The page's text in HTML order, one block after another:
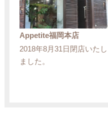
Appetite福岡本店
2018年8月31日閉店いたし
ました。